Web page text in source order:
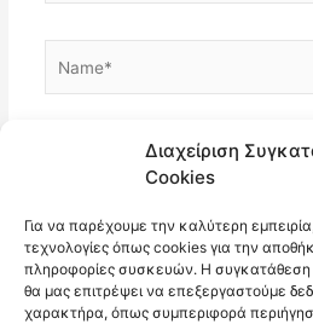
Διαχείριση
Cookies
Για να παρέχουμε την καλύτερη
τεχνολογίες όπως cookies για την
πληροφορίες συσκευών. Η συγκατάθεση
θα μας επιτρέψει να επεξεργαστούμε
χαρακτήρα, όπως συμπεριφορά
Ιστότοπος